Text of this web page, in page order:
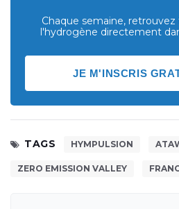
Chaque semaine,
l'hydrogène directement
JE M'INSCRIS
TAGS HYMPULSION
ZERO EMISSION VALLEY